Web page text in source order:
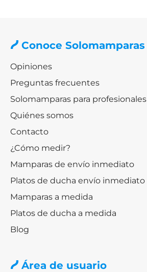
Conoce Solomamparas
Opiniones
Preguntas frecuentes
Solomamparas para profesionales
Quiénes somos
Contacto
¿Cómo medir?
Mamparas de envío inmediato
Platos de ducha envío inmediato
Mamparas a medida
Platos de ducha a medida
Blog
Área de usuario